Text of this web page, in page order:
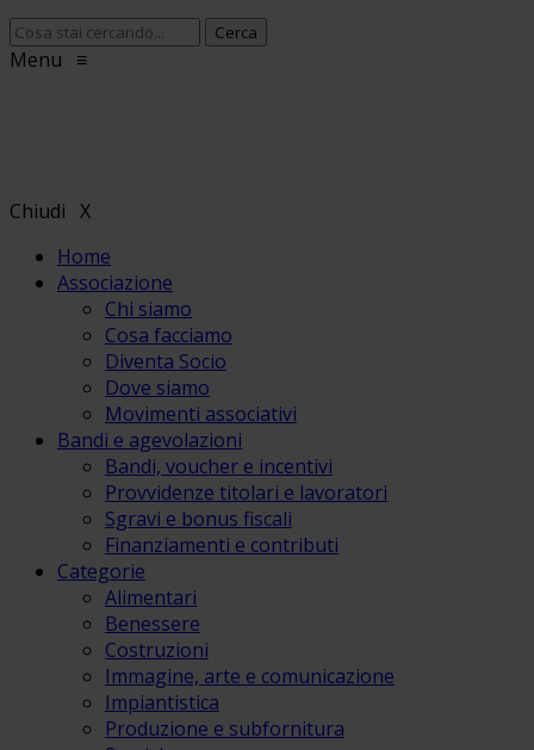
Menu ≡
Chiudi X
Home
Associazione
Chi siamo
Cosa facciamo
Diventa Socio
Dove siamo
Movimenti associativi
Bandi e agevolazioni
Bandi, voucher e incentivi
Provvidenze titolari e lavoratori
Sgravi e bonus fiscali
Finanziamenti e contributi
Categorie
Alimentari
Benessere
Costruzioni
Immagine, arte e comunicazione
Impiantistica
Produzione e subfornitura